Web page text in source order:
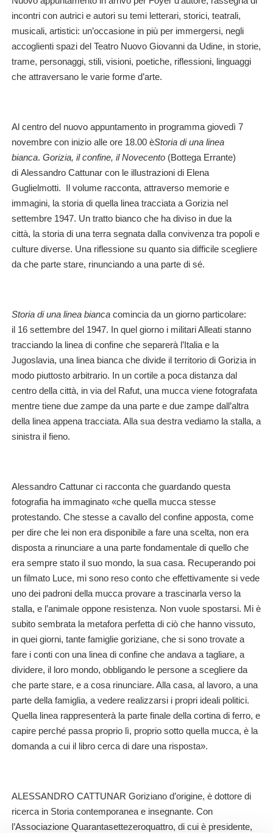
incontri con autrici e autori su temi letterari, storici, teatrali,
musicali, artistici: un’occasione in più per immergersi, negli
accoglienti spazi delTeatro Nuovo Giovanni da Udine, in storie,
trame, personaggi, stili, visioni, poetiche, riflessioni, linguaggi
che attraversano le varie forme d’arte.
Al centro del nuovo appuntamento in programmagiovedì 7
novembre con inizio alle ore 18.00 èStoria di una linea
bianca.Gorizia, il confine, il Novecento (Bottega Errante)
diAlessandro Cattunar con le illustrazioni di Elena
Guglielmotti. Il volume racconta, attraverso memorie e
immagini, la storia di quella linea tracciata a Gorizia nel
settembre 1947. Un tratto bianco che ha diviso in due la
città, la storia di una terra segnata dalla convivenza tra popoli e
culture diverse. Una riflessione su quanto sia difficile scegliere
da che parte stare, rinunciando a una parte di sé.
Storia di una linea bianca comincia da un giorno particolare:
il 16 settembre del 1947. Inquel giorno i militari Alleati stanno
tracciando la linea di confine che separerà l’Italia e la
Jugoslavia, una linea bianca che divide il territorio di Gorizia in
modo piuttosto arbitrario. In un cortile a poca distanza dal
centro della città, in via del Rafut, una mucca viene fotografata
mentre tiene due zampe da una parte e due zampe dall’altra
della linea appena tracciata. Alla sua destra vediamo la stalla, a
sinistra il fieno.
Alessandro Cattunar ci racconta che guardando questa
fotografia ha immaginato «che quella mucca stesse
protestando. Che stesse a cavallo del confine apposta, come
per dire che lei non era disponibile a fare una scelta, non era
disposta a rinunciare a una parte fondamentale di quello che
era sempre stato il suo mondo, la sua casa. Recuperando poi
un filmato Luce, mi sono reso conto che effettivamente si vede
uno dei padroni della mucca provare a trascinarla verso la
stalla, e l’animale oppone resistenza. Non vuole spostarsi. Mi è
subito sembrata la metafora perfetta di ciò che hanno vissuto,
in quei giorni, tante famiglie goriziane, che si sono trovate a
fare i conti con una linea di confine che andava a tagliare, a
dividere, il loro mondo, obbligando le persone a scegliere da
che parte stare, e a cosa rinunciare. Alla casa, al lavoro, a una
parte della famiglia, a vedere realizzarsi i propri ideali politici.
Quella linea rappresenterà la parte finale della cortina di ferro, e
capire perché passa proprio lì, proprio sotto quella mucca, è la
domanda a cui il libro cerca di dare una risposta».
ALESSANDRO CATTUNAR Goriziano d’origine, è dottore di
ricerca in Storia contemporanea e insegnante. Con
l’Associazione Quarantasettezeroquattro, di cui è presidente,